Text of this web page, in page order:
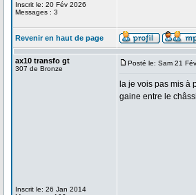
Inscrit le: 20 Fév 2026
Messages : 3
Revenir en haut de page
ax10 transfo gt
307 de Bronze
Inscrit le: 26 Jan 2014
Posté le: Sam 21
la je vois pas mis à
gaine entre le